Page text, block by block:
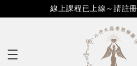
線上課程已上線～請註